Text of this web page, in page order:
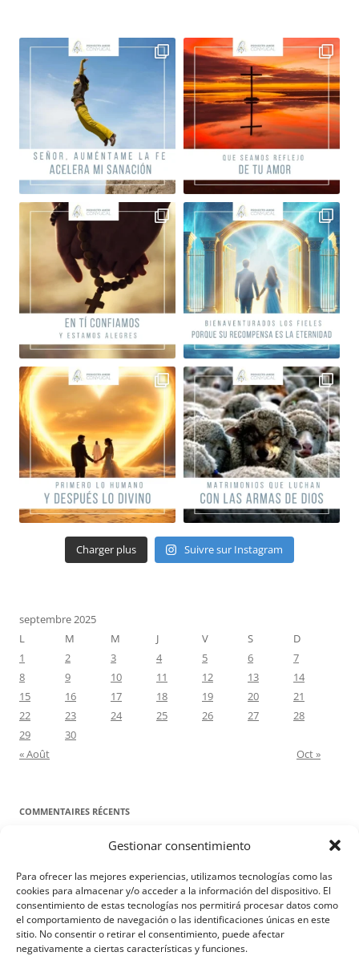
Gestionar consentimiento
Para ofrecer las mejores experiencias, utilizamos tecnologías como las
cookies para almacenar y/o acceder a la información del dispositivo. El
consentimiento de estas tecnologías nos permitirá procesar datos como
el comportamiento de navegación o las identificaciones únicas en este
sitio. No consentir o retirar el consentimiento, puede afectar
negativamente a ciertas características y funciones.
Charger plus Suivre sur Instagram
septembre 2025
L
M M J V S
D
1
2 3 4 5 6
7
8
9 10 11 12 13
14
15
16 17 18 19 20
21
22
23 24 25 26 27
28
29
30
« Août
Oct »
COMMENTAIRES RÉCENTS
Proyecto Amor ConyugaldansContre toute attente. Commentaire
pour les époux : Luc 12, 8-12
Manuel MirallesdansContre toute attente. Commentaire pour les
époux : Luc 12, 8-12